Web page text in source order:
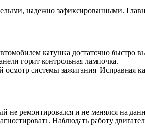
надежно зафиксированными.
катушка достаточно быстро
горит контрольная лампочка.
осмотр системы зажигания.
не ремонтировался и не менялся на
Наблюдать работу